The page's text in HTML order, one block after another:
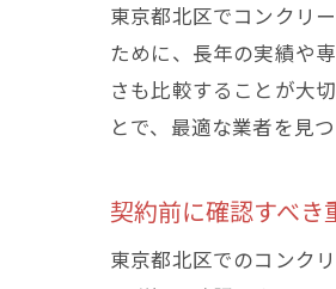
東京都北区でコンクリ
ために、長年の実績や
さも比較することが大
とで、最適な業者を見
契約前に確認すべき
東京都北区でのコンク